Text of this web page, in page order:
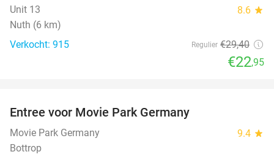
Unit 13 8.6 star
Nuth (6 km)
Verkocht: 915
Regulier €29,40
€22,95
Entree voor Movie Park Germany
Movie Park Germany 9.4 star
Bottrop